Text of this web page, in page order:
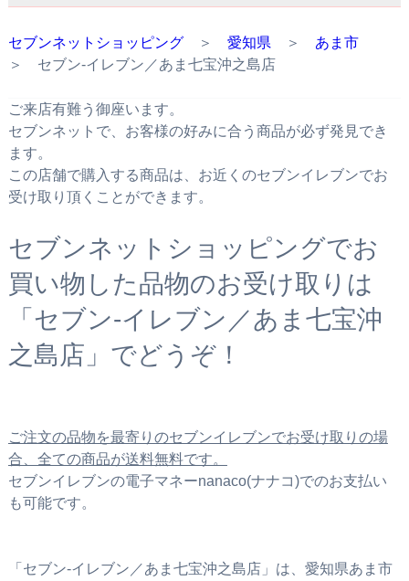
セブンネットショッピング＞ 愛知県 ＞ あま市
＞ セブン‐イレブン／あま七宝沖之島店
ご来店有難う御座います。
セブンネットで、お客様の好みに合う商品が必ず発見でき
ます。
この店舗で購入する商品は、お近くのセブンイレブンでお
受け取り頂くことができます。
セブンネットショッピングでお
買い物した品物のお受け取りは
「セブン‐イレブン／あま七宝沖
之島店」でどうぞ！
ご注文の品物を最寄りのセブンイレブンでお受け取りの場
合、全ての商品が送料無料です。
セブンイレブンの電子マネーnanaco(ナナコ)でのお支払い
も可能です。
「セブン‐イレブン／あま七宝沖之島店」は、愛知県あま市